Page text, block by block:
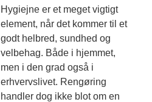
Hygiejne er et meget vigtigt
element, når det kommer til et
godt helbred, sundhed og
velbehag. Både i hjemmet,
men i den grad også i
erhvervslivet. Rengøring
handler dog ikke blot om en